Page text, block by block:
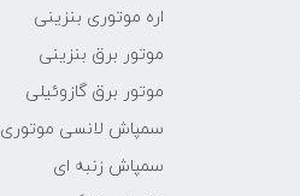
اره موتوری بنزینی
موتور برق بنزینی
موتور برق گازوئیلی
سمپاش لانسی موتوری
سمپاش زنبه ای